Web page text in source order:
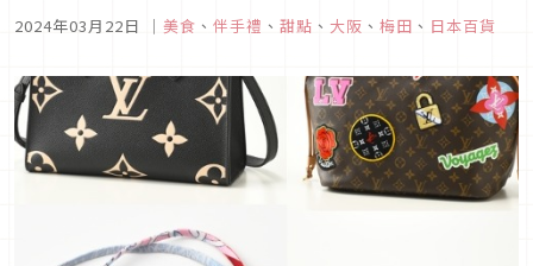
田本店」才有進駐的甜點品牌，其他地方可是吃不到的喔！
2024年03月22日 ｜ 美食 、 伴手禮 、 甜點 、 大阪 、 梅田 、 日本百貨